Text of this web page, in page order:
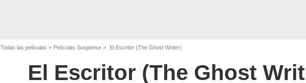
Todas las películas Películas Suspense El Escritor (The Ghost Writer)
El Escritor (The Ghost